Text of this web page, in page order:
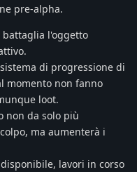
pre-alpha.
battaglia l'oggetto
di progressione di
momento non fanno
loot.
non da solo più
ma aumenterà i
lavori in corso